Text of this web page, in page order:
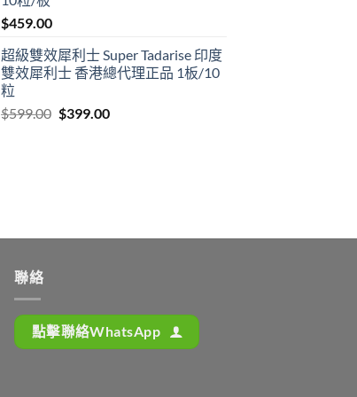
$459.00
超級雙效犀利士 Super Tadarise 印度
雙效犀利士 香港總代理正品 1板/10
粒
$599.00 Original
$399.00Current
聯絡
點擊聯絡WhatsApp